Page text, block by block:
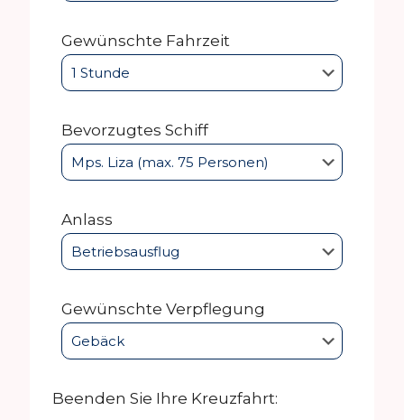
Gewünschte Fahrzeit
Bevorzugtes Schiff
Anlass
Gewünschte Verpflegung
Beenden Sie Ihre Kreuzfahrt: